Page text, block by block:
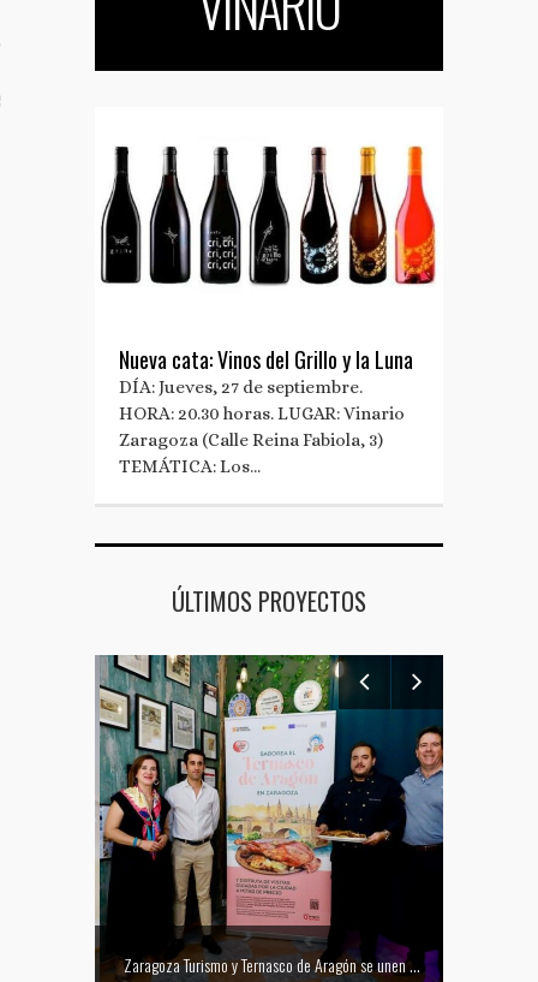
TUS NOTAS DE PRENSA
Nueva cata: Vinos del Grillo y la Luna
DÍA: Jueves, 27 de septiembre.
HORA: 20.30 horas. LUGAR: Vinario
Zaragoza (Calle Reina Fabiola, 3)
TEMÁTICA: Los…
ÚLTIMOS PROYECTOS
Zaragoza Turismo y Ternasco de Aragón se unen para promocionar la ciudad a través de su gastronomía